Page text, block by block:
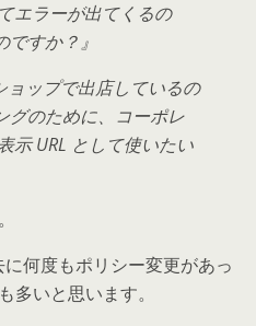
エラーが出てくるの
すか？』
ョップで出店しているの
グのために、コーポレ
示 URL として使いたい
何度もポリシー変更があっ
多いと思います。